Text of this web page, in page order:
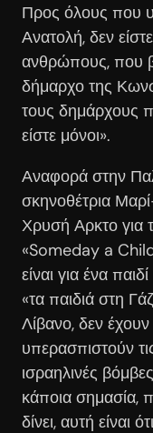
Προς όλους που
Ανατολή, δεν
ανθρώπους, που
δήμαρχο της
τους δημάρχους
είστε μόνοι».
Αναφορά στην
σκηνοθέτρια
Χρυσή Αρκτο για
«Someday a
είναι για ένα
«τα παιδιά στη
Λίβανο, δεν
υπερασπιστούν
ισραηλινές
κάποια σημασία,
δίνει, αυτή είναι